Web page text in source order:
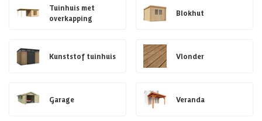
Tuinhuis met
overkapping
Blokhut
Kunststof tuinhuis Vlonder
Garage Veranda